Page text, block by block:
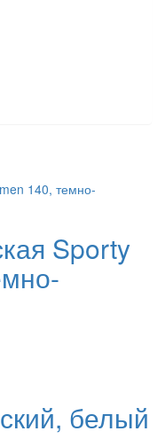
Sporty
белый